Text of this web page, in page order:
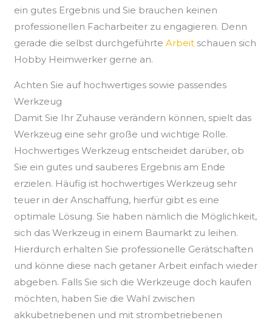
ein gutes Ergebnis und Sie brauchen keinen
professionellen Facharbeiter zu engagieren. Denn
gerade die selbst durchgeführteArbeit schauen sich
Hobby Heimwerker gerne an.
Achten Sie auf hochwertiges sowie passendes
Werkzeug
Damit Sie Ihr Zuhause verändern können, spielt das
Werkzeug eine sehr große und wichtige Rolle.
Hochwertiges Werkzeug entscheidet darüber, ob
Sie ein gutes und sauberes Ergebnis am Ende
erzielen. Häufig ist hochwertiges Werkzeug sehr
teuer in der Anschaffung, hierfür gibt es eine
optimale Lösung. Sie haben nämlich die Möglichkeit,
sich das Werkzeug in einem Baumarkt zu leihen.
Hierdurch erhalten Sie professionelle Gerätschaften
und könne diese nach getaner Arbeit einfach wieder
abgeben. Falls Sie sich die Werkzeuge doch kaufen
möchten, haben Sie die Wahl zwischen
akkubetriebenen und mit strombetriebenen